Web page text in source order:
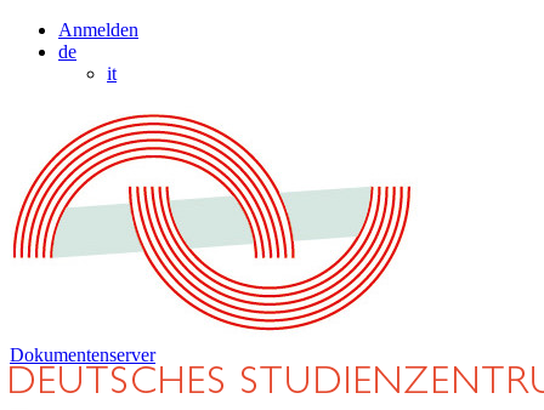
Anmelden
de
it
Dokumentenserver